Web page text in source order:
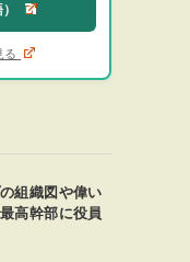
る
組織図や偉い
高幹部に役員